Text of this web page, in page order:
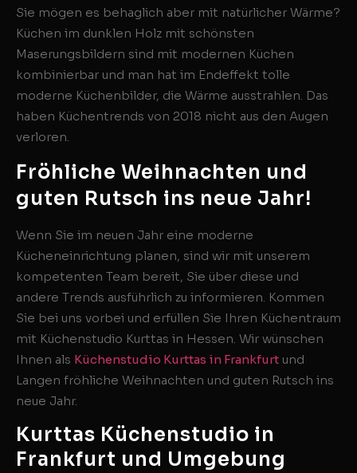
Sie mögen es behaglich aber mit natürlicher Wärme?
Küchen im dunklen Holz mit schönsten
Maserungsbildern sind mit modernen Küchen
kombinierbar und man hat im Endeffekt tolle
moderne Küchenbilder, die Wärme ausstrahlen. Das
haben Küchentrends von 2018 nicht aus den Augen
verloren.
Fröhliche Weihnachten und
guten Rutsch ins neue Jahr!
Wenn Sie im neuen Jahr eine moderne
Kücheneinrichtung planen, sind wir mit unserem
kompetenten Team bereit, Sie über diese und
andere Trends ausführlich zu informieren. Kommen
Sie bei uns vorbei und erfüllen Sie Ihren Küchentraum
mit Küchenstudio Kurttas in Hessen. Wir wünschen
Ihnen als Küchenstudio Kurttas in Frankfurt und
Langen fröhliche Weihnachten und guten Rutsch ins
neue Jahr.
Kurttas Küchenstudio in
Frankfurt und Umgebung